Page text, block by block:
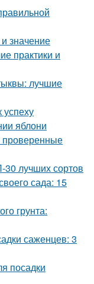
значение
практики и
лучшие
успеху
яблони
лучших сортов
сада: 15
грунта:
саженцев: 3
посадки